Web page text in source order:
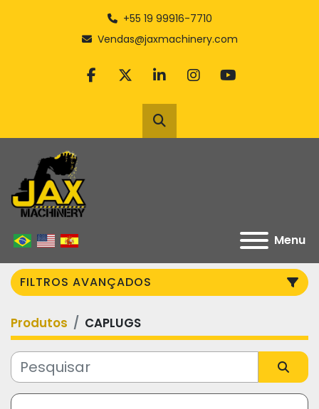
+55 19 99916-7710
Vendas@jaxmachinery.com
facebook
twitterlinkedininstagram
youtube
Pesquisar
Menu
FILTROS AVANÇADOS
Categoria
Fabricante
Produtos CAPLUGS